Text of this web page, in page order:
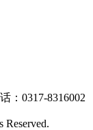
：0317-8316002
Reserved.